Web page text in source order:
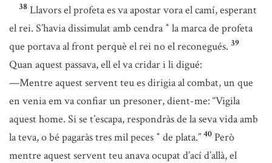
38 Llavors el profeta es va apostar vora el camí, esperant
el rei. S’havia dissimulat amb cendra * la marca de profeta
que portava al front perquè el rei no el reconegués. 39
Quan aquest passava, ell el va cridar i li digué:
—Mentre aquest servent teu es dirigia al combat, un que
en venia em va confiar un presoner, dient-me: “Vigila
aquest home. Si se t’escapa, respondràs de la seva vida amb
la teva, o bé pagaràs tres mil peces * de plata.” 40 Però
mentre aquest servent teu anava ocupat d’ací d’allà, el